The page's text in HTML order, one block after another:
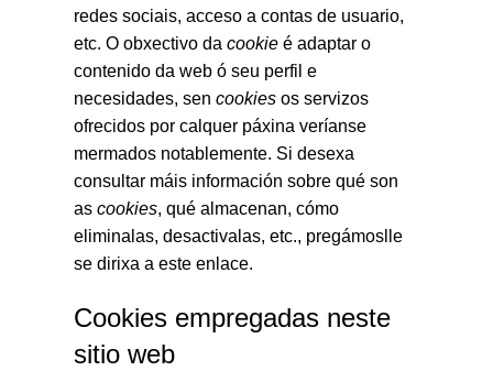
redes sociais, acceso a contas de usuario,
etc. O obxectivo da cookieé adaptar o
contenido da web ó seu perfil e
necesidades, sen cookiesos servizos
ofrecidos por calquer páxina veríanse
mermados notablemente. Si desexa
consultar máis información sobre qué son
as cookies, qué almacenan, cómo
eliminalas, desactivalas, etc., pregámoslle
se dirixa a este enlace.
Cookies empregadas neste
sitio web